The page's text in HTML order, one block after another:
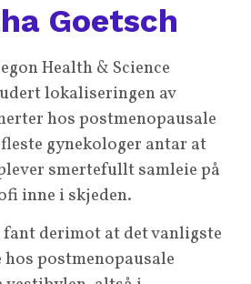
Goetsch
Health & Science
lokaliseringen av
hos postmenopausale
gynekologer antar at
smertefullt samleie på
inne i skjeden.
derimot at det vanligste
postmenopausale